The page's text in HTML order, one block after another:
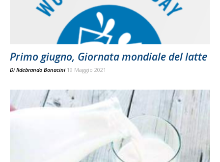
Primo giugno, Giornata mondiale del latte
Di Ildebrando Bonacini 19 Maggio 2021